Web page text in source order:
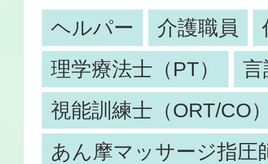
ヘルパー
介護職員
理学療法士（PT）
言
視能訓練士（ORT/CO
あん摩マッサージ指圧